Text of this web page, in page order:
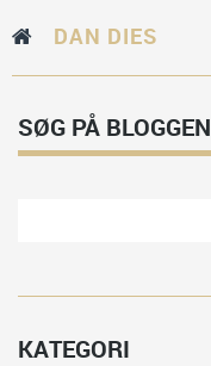
DAN DIES
SØG PÅ BLOGGEN
KATEGORI